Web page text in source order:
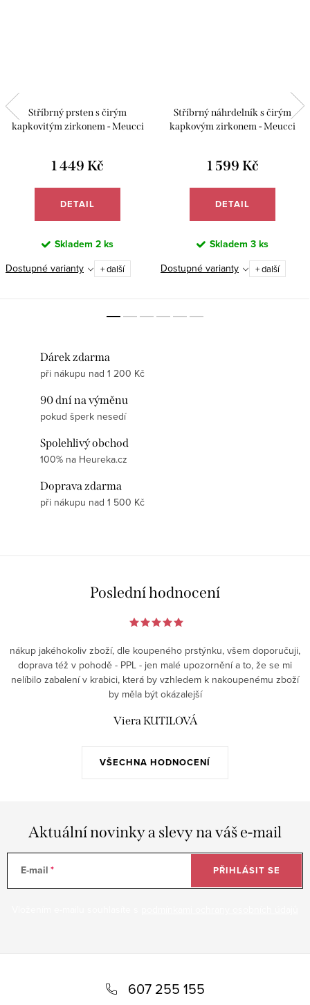
Stříbrný prsten s čirým
kapkovitým zirkonem - Meucci
1 449 Kč
DETAIL
Skladem 2 ks
Dostupné varianty + další
Stříbrný náhrdelník s čirým
kapkovým zirkonem - Meucci
1 599 Kč
DETAIL
Skladem 3 ks
Dostupné varianty + další
Dárek zdarma
při nákupu nad 1 200 Kč
90 dní na výměnu
pokud šperk nesedí
Spolehlivý obchod
100% na Heureka.cz
Doprava zdarma
při nákupu nad 1 500 Kč
Poslední hodnocení
VŠECHNA HODNOCENÍ
nákup jakéhokoliv zboží, dle koupeného prstýnku, všem doporučuji,
doprava též v pohodě - PPL - jen malé upozornění a to, že se mi
nelíbilo zabalení v krabici, která by vzhledem k nakoupenému zboží
by měla být okázalejší
Viera KUTILOVÁ
Aktuální novinky a slevy na váš e-mail
E-mail PŘIHLÁSIT SE
607 255 155